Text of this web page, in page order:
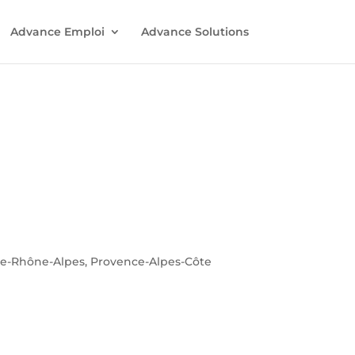
Advance Emploi Advance Solutions
Rhône-Alpes, Provence-Alpes-Côte